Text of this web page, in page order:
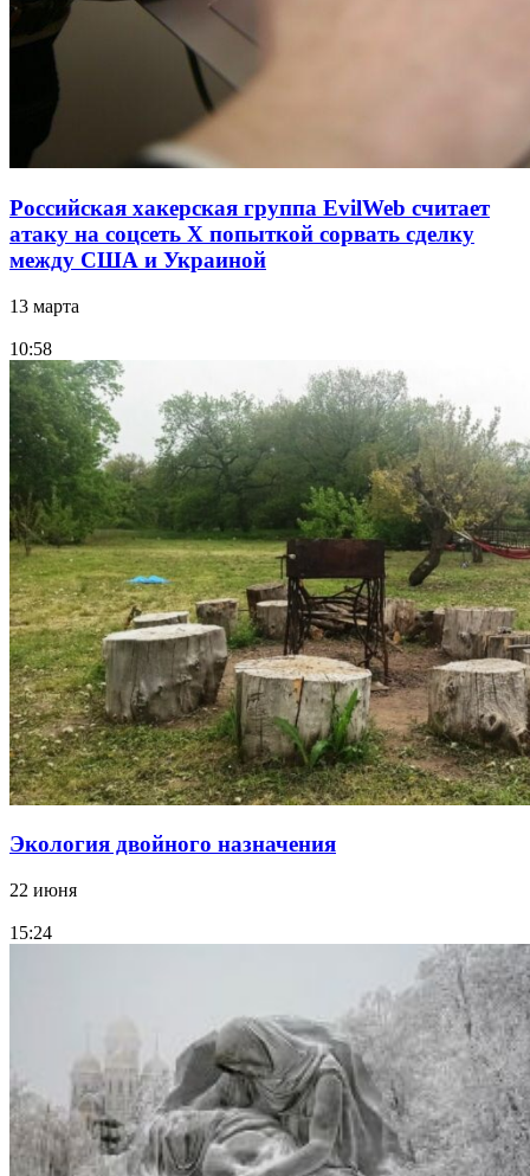
Российская хакерская группа EvilWeb считает
атаку на соцсеть Х попыткой сорвать сделку
между США и Украиной
13 марта
10:58
Экология двойного назначения
22 июня
15:24